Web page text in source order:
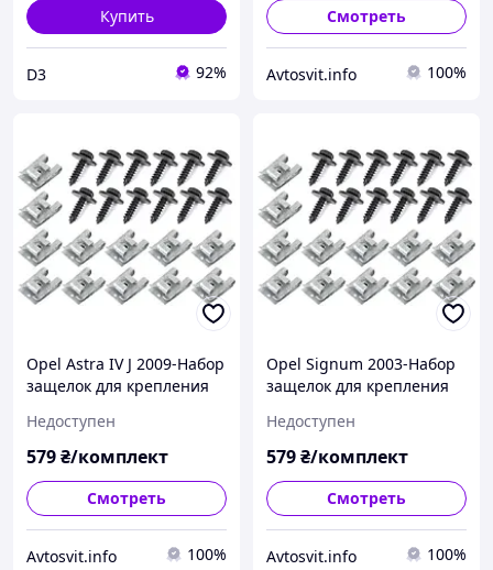
Купить
D3 92%
Смотреть
Avtosvit.info 100%
Opel Astra IV J 2009-Набор
защелок для крепления
комплектект, арт. DA-
15331
Недоступен
579₴/комплект
Смотреть
Avtosvit.info 100%
Opel Signum 2003-Набор
защелок для крепления
комплектект, арт. DA-
15338
Недоступен
579₴/комплект
Смотреть
Avtosvit.info 100%